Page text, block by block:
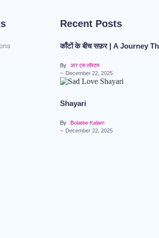
Recent Posts
काँटों के बीच सफ़र | A Journey
By
आर एस लॉस्टम
~ December 22, 2025
Shayari
By
Bolatee Kalam
~ December 22, 2025